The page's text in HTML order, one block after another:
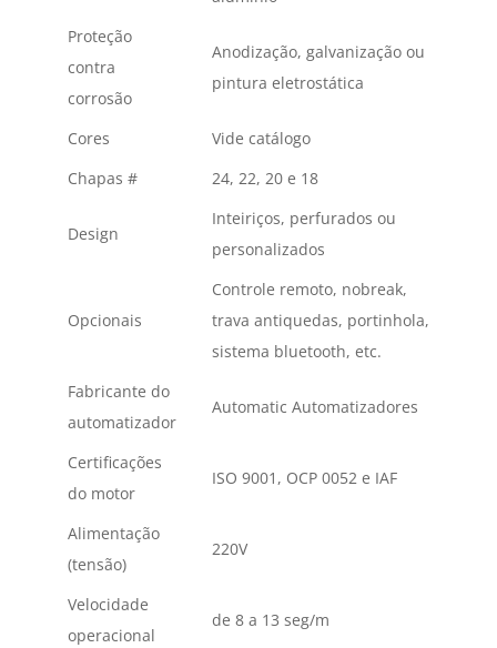
Proteção
contra
corrosão
Anodização, galvanização ou
pintura eletrostática
Cores
Vide catálogo
Chapas #
24, 22, 20 e 18
Design
Inteiriços, perfurados ou
personalizados
Opcionais
Controle remoto, nobreak,
trava antiquedas, portinhola,
sistema bluetooth, etc.
Fabricante do
automatizador
Automatic Automatizadores
Certificações
do motor
ISO 9001, OCP 0052 e IAF
Alimentação
(tensão)
220V
Velocidade
operacional
de 8 a 13 seg/m